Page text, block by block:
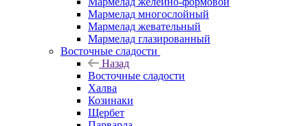
Мармелад многослойный
Мармелад жевательный
Мармелад глазированный
Восточные сладости
Назад
Восточные сладости
Халва
Козинаки
Щербет